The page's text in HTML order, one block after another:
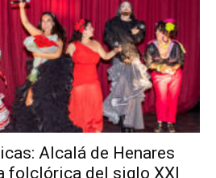
Alcalá de Henares
folclórica del siglo XXI